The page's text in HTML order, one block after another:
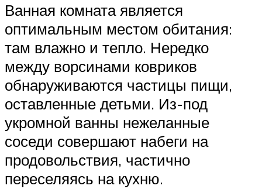
Ванная комната является
оптимальным местом обитания:
там влажно и тепло. Нередко
между ворсинами ковриков
обнаруживаются частицы пищи,
оставленные детьми. Из-под
укромной ванны нежеланные
соседи совершают набеги на
продовольствия, частично
переселяясь на кухню.